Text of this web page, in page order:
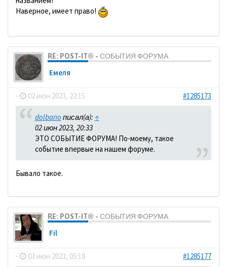
Наверное, имеет право!
RE: POST-IT® - СОБЫТИЯ ФОРУМА
Емеля
- 02 июн 2023, 22:15 #1285173
dolbano писал(а): ↑
02 июн 2023, 20:33
ЭТО СОБЫТИЕ ФОРУМА! По-моему, такое
событие впервые на нашем форуме.
Бывало такое.
RE: POST-IT® - СОБЫТИЯ ФОРУМА
Fil
- 03 июн 2023, 05:18 #1285177